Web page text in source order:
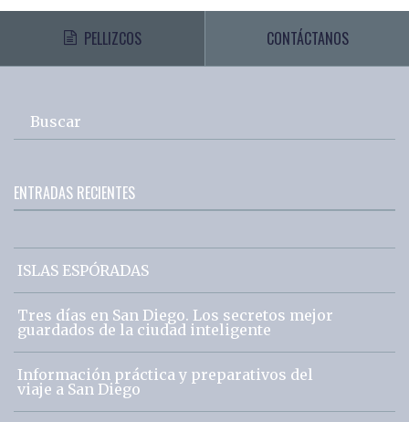
PELLIZCOS CONTÁCTANOS
Buscar
ENTRADAS RECIENTES
ISLAS ESPÓRADAS
Tres días en San Diego. Los secretos mejor
guardados de la ciudad inteligente
Información práctica y preparativos del
viaje a San Diego